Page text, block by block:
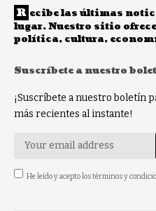
R ecibe las últimas
lugar. Nuestro sitio
política, cultura,
Suscríbete a nuestro
¡Suscríbete a nuestro boletín
más recientes al instante!
He leído y acepto los términos y